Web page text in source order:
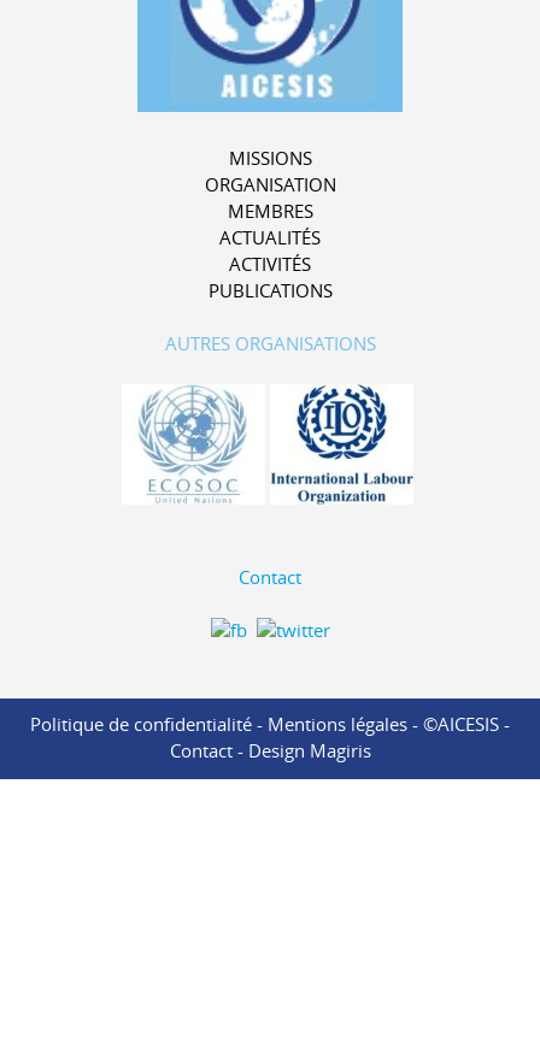
MISSIONS
ORGANISATION
MEMBRES
ACTUALITÉS
ACTIVITÉS
PUBLICATIONS
AUTRES ORGANISATIONS
Contact
Politique de confidentialité - Mentions légales - ©AICESIS -
Contact- Design Magiris